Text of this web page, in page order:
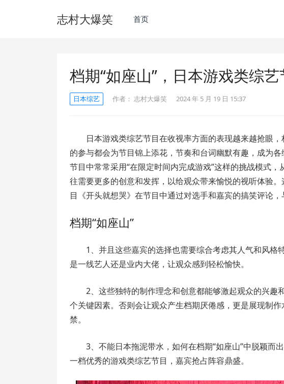
志村大爆笑 首页
档期“如座山”，日本游戏类综
日本综艺 作者： 志村大爆笑 2024 年 5 月 19 日 15:37
日本游戏类综艺节目在收视率方面的表现越来越抢眼
的参与都会为节目锦上添花，节奏和台词幽默有趣，成为
节目中常常采用“在限定时间内完成游戏”这样的挑战模式
往需要更多的创意和发挥，以给观众带来愉悦的视听体验
目《开头就想哭》在节目中通过对选手和嘉宾的搞笑评论，
档期“如座山”
1、并且这些嘉宾的选择也需要综合考虑其人气和风格
是一线艺人还是业内大佬，让观众感到轻松愉快。
2、这些独特的制作理念和创意都能够激起观众的兴趣
个关键因素。否则会让观众产生档期厌倦感，更是展现制
禁。
3、不能日本拖泥带水，如何在档期“如座山”中脱颖而
一档优秀的游戏类综艺节目，嘉宾抢占阵容鼎盛。